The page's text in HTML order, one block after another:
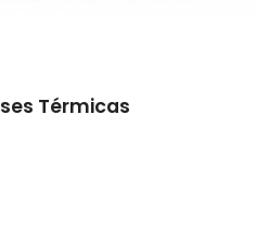
Coccolithophore:
biomateriais